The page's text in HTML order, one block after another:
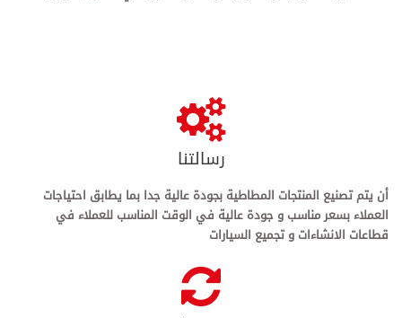
رسالتنا
أن يتم تصنيع المنتجات المطاطية بجودة عالية جدا بما يطابق احتياجات
العملاء بسعر مناسب و جودة عالية في الوقت المناسب للعملاء في
قطاعات الانشاءات و تجميع السيارات